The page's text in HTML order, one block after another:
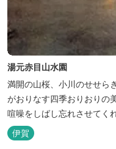
湯元赤目山水園
満開の山桜、小川のせせら
がおりなす四季おりおりの
喧噪をしばし忘れさせてく
る、純和風造りの閑静なた
た、赤目山水園の園内から
伊賀